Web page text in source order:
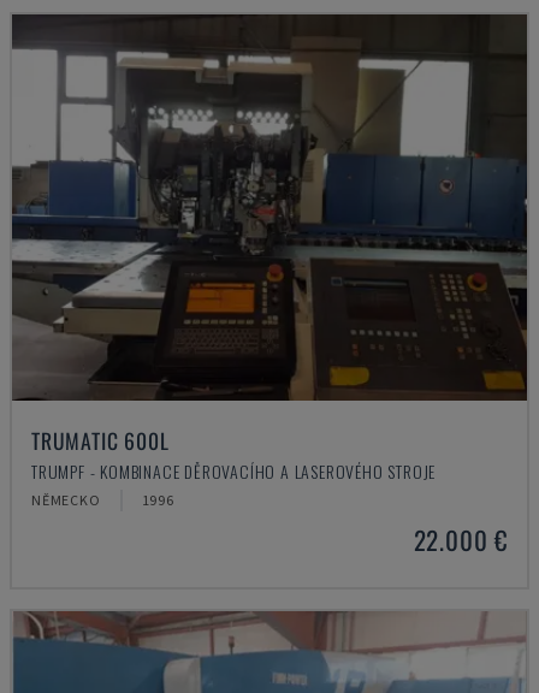
TRUMATIC 600L
TRUMPF - KOMBINACE DĚROVACÍHO A LASEROVÉHO STROJE
NĚMECKO 1996
22.000 €